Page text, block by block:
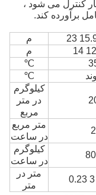
کنترل می شود ،
برآورده کند.
م
م
℃
℃
کیلوگرم
در متر
مربع
متر مربع
در ساعت
کیلوگرم
در ساعت
متردر
متر